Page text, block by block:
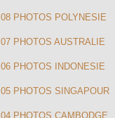
08 PHOTOS POLYNESIE
07 PHOTOS AUSTRALIE
06 PHOTOS INDONESIE
05 PHOTOS SINGAPOUR
04 PHOTOS CAMBODGE